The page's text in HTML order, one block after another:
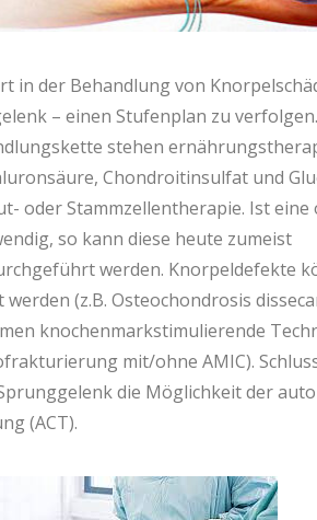
in der Behandlung von
– einen Stufenplan zu
stehen
Chondroitinsulfat und
oder Stammzellentherapie. Ist eine
so kann diese heute zumeist
werden. Knorpeldefekte
(z.B. Osteochondrosis
knochenmarkstimulierende
mit/ohne AMIC).
die Möglichkeit der
(ACT).